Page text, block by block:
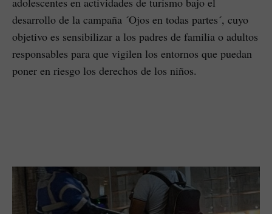
desarrollo de la campaña ´Ojos en todas partes´, cuyo
objetivo es sensibilizar a los padres de familia o adultos
responsables para que vigilen los entornos que puedan
poner en riesgo los derechos de los niños.